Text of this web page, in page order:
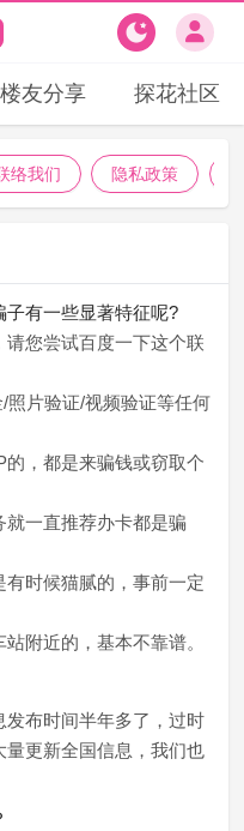
楼友分享 探花社区
络我们 隐私政策
子有一些显著特征呢?
您尝试百度一下这个联
照片验证/视频验证等任何
，都是来骗钱或窃取个
就一直推荐办卡都是骗
时候猫腻的，事前一定
附近的，基本不靠谱。
发布时间半年多了，过时
量更新全国信息，我们也